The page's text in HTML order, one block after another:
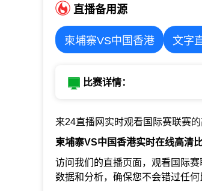
直播备用源
柬埔寨VS中国香港 文字
比赛详情：
来24直播网实时观看国际赛联赛的
柬埔寨VS中国香港实时在线高清
访问我们的直播页面，观看国际
数据和分析，确保您不会错过任何